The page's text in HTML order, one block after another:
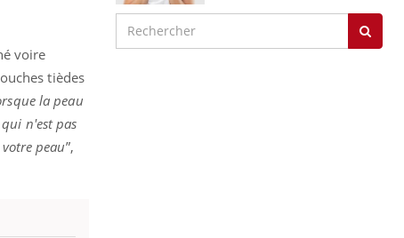
voire
tièdes
la peau
n'est pas
peau”,